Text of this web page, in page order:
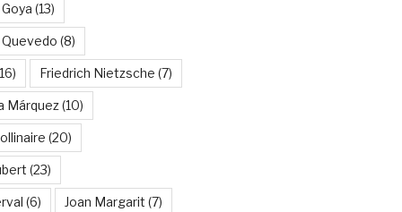
(13)
(8)
Friedrich Nietzsche (7)
Márquez(10)
(20)
(23)
(6) Joan Margarit (7)